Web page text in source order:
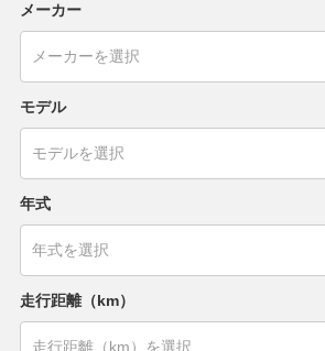
メーカー
モデル
年式
走行距離（km）